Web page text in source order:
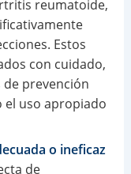
reumatoide,
Estos
con cuidado,
prevención
el uso apropiado
o ineficaz
de